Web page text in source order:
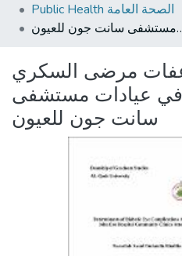
Public Health الصحة العامة
مستشفى سانت جون للعيون
مرضى السكري
عيادات مستشفى
سانت جون للعيون